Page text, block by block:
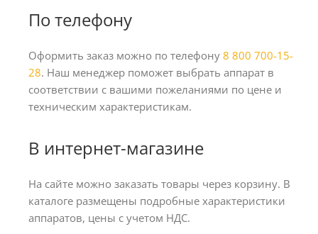
По телефону
Оформить заказ можно по телефону 8 800 700-15-
28. Наш менеджер поможет выбрать аппарат в
соответствии с вашими пожеланиями по цене и
техническим характеристикам.
В интернет-магазине
На сайте можно заказать товары через корзину. В
каталоге размещены подробные характеристики
аппаратов, цены с учетом НДС.